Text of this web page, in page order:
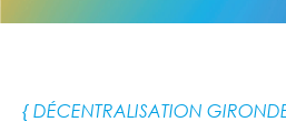
{ DÉCENTRALISATION